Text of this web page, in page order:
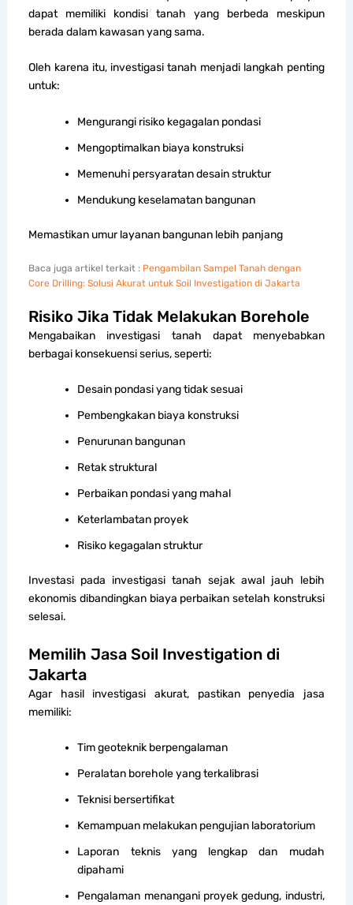
dapat memiliki kondisi tanah yang berbeda meskipun
berada dalam kawasan yang sama.
Oleh karena itu, investigasi tanah menjadi langkah penting
untuk:
Mengurangi risiko kegagalan pondasi
Mengoptimalkan biaya konstruksi
Memenuhi persyaratan desain struktur
Mendukung keselamatan bangunan
Memastikan umur layanan bangunan lebih panjang
Baca juga artikel terkait : Pengambilan Sampel Tanah dengan
Core Drilling: Solusi Akurat untuk Soil Investigation di Jakarta
Risiko Jika Tidak Melakukan Borehole
Mengabaikan investigasi tanah dapat menyebabkan
berbagai konsekuensi serius, seperti:
Desain pondasi yang tidak sesuai
Pembengkakan biaya konstruksi
Penurunan bangunan
Retak struktural
Perbaikan pondasi yang mahal
Keterlambatan proyek
Risiko kegagalan struktur
Investasi pada investigasi tanah sejak awal jauh lebih
ekonomis dibandingkan biaya perbaikan setelah konstruksi
selesai.
Memilih Jasa Soil Investigation di
Jakarta
Agar hasil investigasi akurat, pastikan penyedia jasa
memiliki:
Tim geoteknik berpengalaman
Peralatan borehole yang terkalibrasi
Teknisi bersertifikat
Kemampuan melakukan pengujian laboratorium
Laporan teknis yang lengkap dan mudah
dipahami
Pengalaman menangani proyek gedung, industri,